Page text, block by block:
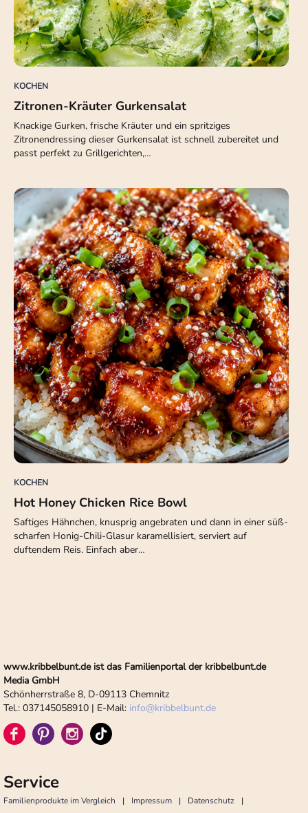
KOCHEN
Zitronen-Kräuter Gurkensalat
Knackige Gurken, frische Kräuter und ein spritziges
Zitronendressing dieser Gurkensalat ist schnell zubereitet und
passt perfekt zu Grillgerichten,…
KOCHEN
Hot Honey Chicken Rice Bowl
Saftiges Hähnchen, knusprig angebraten und dann in einer süß-
scharfen Honig-Chili-Glasur karamellisiert, serviert auf
duftendem Reis. Einfach aber…
www.kribbelbunt.de ist das Familienportal der kribbelbunt.de
Media GmbH
Schönherrstraße 8, D-09113 Chemnitz
Tel.: 037145058910 | E-Mail: info@kribbelbunt.de
Service
Familienprodukte im Vergleich Impressum Datenschutz